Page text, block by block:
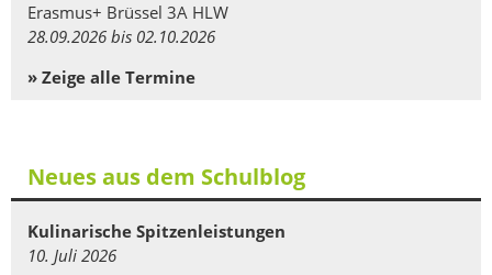
Erasmus+ Brüssel 3A HLW
28.09.2026 bis 02.10.2026
» Zeige alle Termine
Neues aus dem Schulblog
Kulinarische Spitzenleistungen
10. Juli 2026